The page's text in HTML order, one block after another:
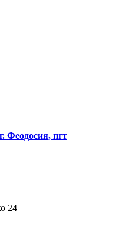
Феодосия, пгт
24